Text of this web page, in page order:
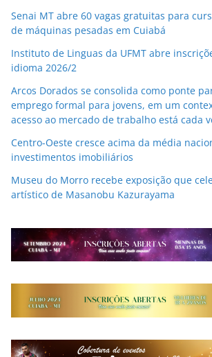
Senai MT abre 60 vagas gratuitas para
de máquinas pesadas em Cuiabá
Instituto de Linguas da UFMT abre
idioma 2026/2
Arcos Dorados se consolida como ponte
emprego formal para jovens, em um
acesso ao mercado de trabalho está cada
Centro-Oeste cresce acima da média
investimentos imobiliários
Museu do Morro recebe exposição que
artístico de Masanobu Kazurayama